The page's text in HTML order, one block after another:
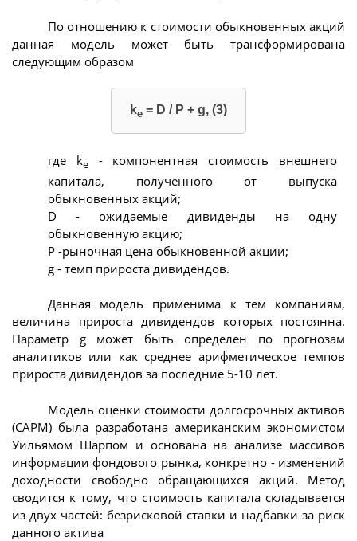
По отношению к стоимости обыкновенных акций
данная модель может быть трансформирована
следующим образом
ke = D / P + g, (3)
где kе- компонентная стоимость внешнего
капитала, полученного от выпуска
обыкновенных акций;
D - ожидаемые дивиденды на одну
обыкновенную акцию;
Р -рыночная цена обыкновенной акции;
g - темп прироста дивидендов.
Данная модель применима к тем компаниям,
величина прироста дивидендов которых постоянна.
Параметр g может быть определен по прогнозам
аналитиков или как среднее арифметическое темпов
прироста дивидендов за последние 5-10 лет.
Модель оценки стоимости долгосрочных активов
(CAPM) была разработана американским экономистом
Уильямом Шарпом и основана на анализе массивов
информации фондового рынка, конкретно - изменений
доходности свободно обращающихся акций. Метод
сводится к тому, что стоимость капитала складывается
из двух частей: безрисковой ставки и надбавки за риск
данного актива